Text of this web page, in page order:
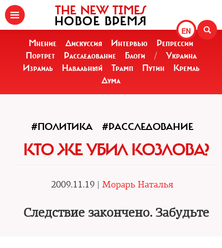
EN
THE NEW TIMES
НОВОЕ ВРЕМЯ
Мнение Дискуссия Интервью
Репрессии
Портрет
Расследование Блоги /
Украина
Израиль
Навальный Трамп Путин
Кремль
Дума
#ПОЛИТИКА #РАССЛЕДОВАНИЕ
КТО ЖЕ УБИЛ КОЗЛОВА?
2009.11.19 | Морарь Наталья
Следствие закончено. Забудьте